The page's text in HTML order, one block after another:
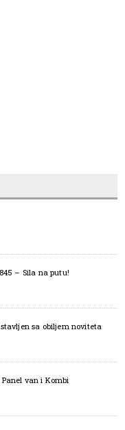
– Sila na putu!
sa obiljem noviteta
van i Kombi